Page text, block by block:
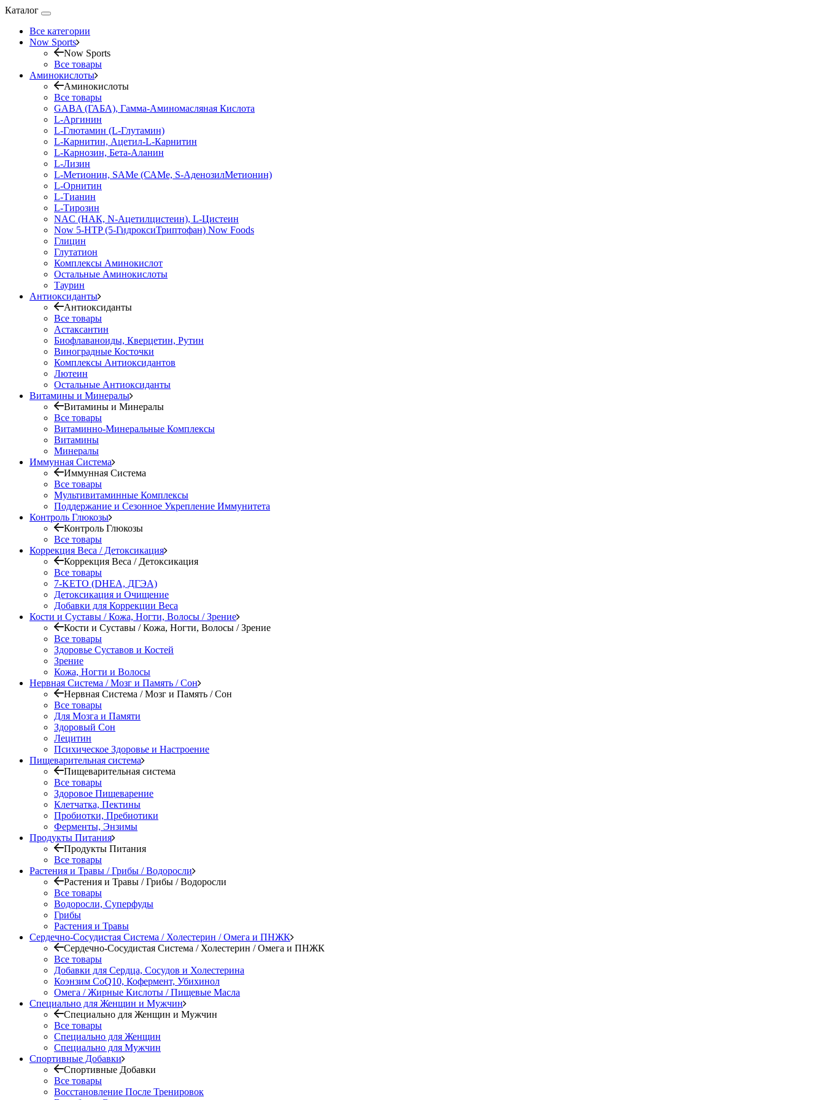
Каталог
Все категории
Now Sports
Now Sports
Все товары
Аминокислоты
Аминокислоты
Все товары
GABA (ГАБА), Гамма-Аминомасляная Кислота
L-Аргинин
L-Глютамин (L-Глутамин)
L-Карнитин, Ацетил-L-Карнитин
L-Карнозин, Бета-Аланин
L-Лизин
L-Метионин, SAMe (САМе, S-АденозилМетионин)
L-Орнитин
L-Тианин
L-Тирозин
NAC (НАК, N-Ацетилцистеин), L-Цистеин
Now 5-HTP (5-ГидроксиТриптофан) Now Foods
Глицин
Глутатион
Комплексы Аминокислот
Остальные Аминокислоты
Таурин
Антиоксиданты
Антиоксиданты
Все товары
Астаксантин
Биофлаваноиды, Кверцетин, Рутин
Виноградные Косточки
Комплексы Антиоксидантов
Лютеин
Остальные Антиоксиданты
Витамины и Минералы
Витамины и Минералы
Все товары
Витаминно-Минеральные Комплексы
Витамины
Минералы
Иммунная Система
Иммунная Система
Все товары
Мультивитаминные Комплексы
Поддержание и Сезонное Укрепление Иммунитета
Контроль Глюкозы
Контроль Глюкозы
Все товары
Коррекция Веса / Детоксикация
Коррекция Веса / Детоксикация
Все товары
7-KETO (DHEA, ДГЭА)
Детоксикация и Очищение
Добавки для Коррекции Веса
Кости и Суставы / Кожа, Ногти, Волосы / Зрение
Кости и Суставы / Кожа, Ногти, Волосы / Зрение
Все товары
Здоровье Суставов и Костей
Зрение
Кожа, Ногти и Волосы
Нервная Система / Мозг и Память / Сон
Нервная Система / Мозг и Память / Сон
Все товары
Для Мозга и Памяти
Здоровый Сон
Лецитин
Психическое Здоровье и Настроение
Пищеварительная система
Пищеварительная система
Все товары
Здоровое Пищеварение
Клетчатка, Пектины
Пробиотки, Пребиотики
Ферменты, Энзимы
Продукты Питания
Продукты Питания
Все товары
Растения и Травы / Грибы / Водоросли
Растения и Травы / Грибы / Водоросли
Все товары
Водоросли, Суперфуды
Грибы
Растения и Травы
Сердечно-Сосудистая Система / Холестерин / Омега и ПНЖК
Сердечно-Сосудистая Система / Холестерин / Омега и ПНЖК
Все товары
Добавки для Сердца, Сосудов и Холестерина
Коэнзим CoQ10, Кофермент, Убихинол
Омега / Жирные Кислоты / Пищевые Масла
Специально для Женщин и Мужчин
Специально для Женщин и Мужчин
Все товары
Специально для Женщин
Специально для Мужчин
Спортивные Добавки
Спортивные Добавки
Все товары
Восстановление После Тренировок